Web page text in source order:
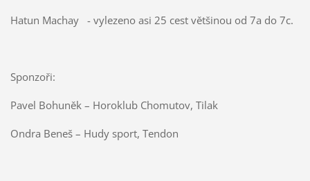
Hatun Machay - vylezeno asi 25 cest většinou od 7a do 7c.
Sponzoři:
Pavel Bohuněk – Horoklub Chomutov, Tilak
Ondra Beneš – Hudy sport, Tendon